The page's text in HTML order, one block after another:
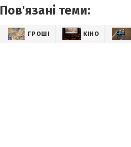
Пов'язані теми:
ГРОШІ КІНО